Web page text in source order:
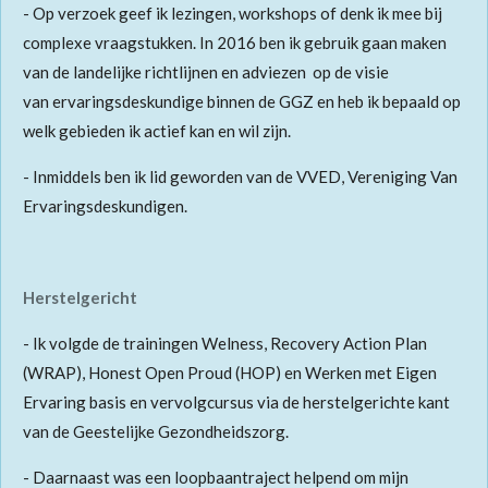
- Op verzoek geef ik lezingen, workshops of denk ik mee bij
complexe vraagstukken. In 2016 ben ik gebruik gaan maken
van de landelijke richtlijnen en adviezen op de visie
van ervaringsdeskundige binnen de GGZ en heb ik bepaald op
welk gebieden ik actief kan en wil zijn.
- Inmiddels ben ik lid geworden van de VVED, Vereniging Van
Ervaringsdeskundigen.
Herstelgericht
- Ik volgde de trainingen Welness, Recovery Action Plan
(WRAP), Honest Open Proud (HOP) en Werken met Eigen
Ervaring basis en vervolgcursus via de herstelgerichte kant
van de Geestelijke Gezondheidszorg.
- Daarnaast was een loopbaantraject helpend om mijn